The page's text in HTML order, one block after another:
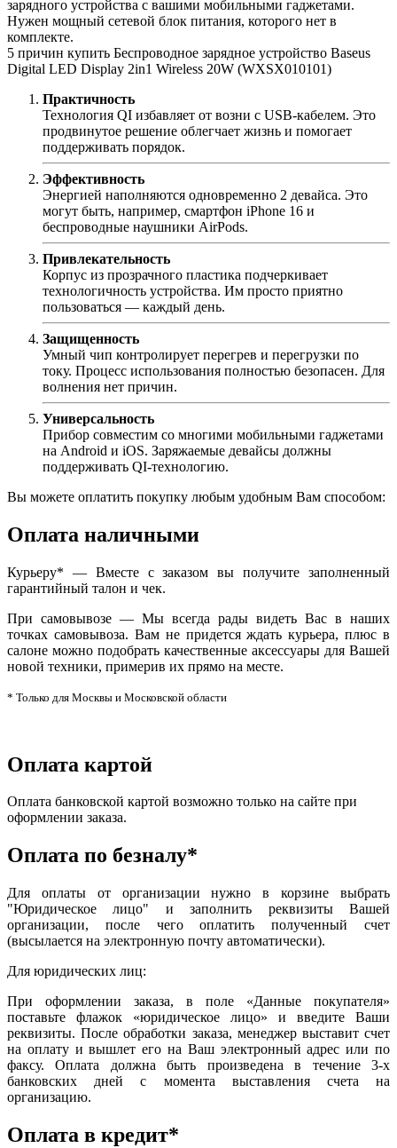
зарядного устройства с вашими мобильными гаджетами.
Нужен мощный сетевой блок питания, которого нет в
комплекте.
5 причин купить Беспроводное зарядное устройство Baseus
Digital LED Display 2in1 Wireless 20W (WXSX010101)
Практичность
Технология QI избавляет от возни с USB-кабелем. Это
продвинутое решение облегчает жизнь и помогает
поддерживать порядок.
Эффективность
Энергией наполняются одновременно 2 девайса. Это
могут быть, например, смартфон iPhone 16 и
беспроводные наушники AirPods.
Привлекательность
Корпус из прозрачного пластика подчеркивает
технологичность устройства. Им просто приятно
пользоваться — каждый день.
Защищенность
Умный чип контролирует перегрев и перегрузки по
току. Процесс использования полностью безопасен. Для
волнения нет причин.
Универсальность
Прибор совместим со многими мобильными гаджетами
на Android и iOS. Заряжаемые девайсы должны
поддерживать QI-технологию.
Вы можете оплатить покупку любым удобным Вам способом:
Оплата наличными
Курьеру* — Вместе с заказом вы получите заполненный
гарантийный талон и чек.
При самовывозе — Мы всегда рады видеть Вас в наших
точках самовывоза. Вам не придется ждать курьера, плюс в
салоне можно подобрать качественные аксессуары для Вашей
новой техники, примерив их прямо на месте.
* Только для Москвы и Московской области
Оплата картой
Оплата банковской картой возможно только на сайте при
оформлении заказа.
Оплата по безналу*
Для оплаты от организации нужно в корзине выбрать
"Юридическое лицо" и заполнить реквизиты Вашей
организации, после чего оплатить полученный счет
(высылается на электронную почту автоматически).
Для юридических лиц:
При оформлении заказа, в поле «Данные покупателя»
поставьте флажок «юридическое лицо» и введите Ваши
реквизиты. После обработки заказа, менеджер выставит счет
на оплату и вышлет его на Ваш электронный адрес или по
факсу. Оплата должна быть произведена в течение 3-х
банковских дней с момента выставления счета на
организацию.
Оплата в кредит*